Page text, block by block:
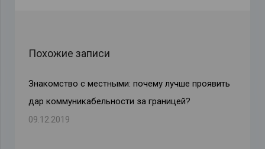
Похожие записи
Знакомство с местными: почему лучше проявить
дар коммуникабельности за границей?
09.12.2019